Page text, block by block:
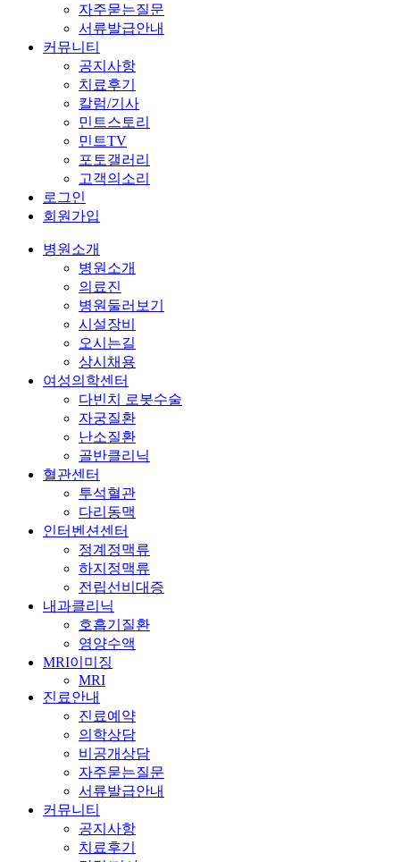
자주묻는질문
서류발급안내
커뮤니티
공지사항
치료후기
칼럼/기사
민트스토리
민트TV
포토갤러리
고객의소리
로그인
회원가입
병원소개
병원소개
의료진
병원둘러보기
시설장비
오시는길
상시채용
여성의학센터
다빈치 로봇수술
자궁질환
난소질환
골반클리닉
혈관센터
투석혈관
다리동맥
인터벤션센터
정계정맥류
하지정맥류
전립선비대증
내과클리닉
호흡기질환
영양수액
MRI이미징
MRI
진료안내
진료예약
의학상담
비공개상담
자주묻는질문
서류발급안내
커뮤니티
공지사항
치료후기